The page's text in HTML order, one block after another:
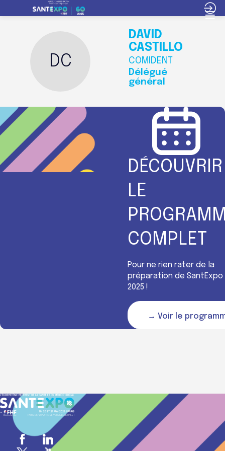
DC
DAVID
CASTILLO
COMIDENT
Délégué
général
DÉCOUVRIR
LE
COMPLET
Pour ne rien rater de la
préparation de SantExpo
2025 !
→ Voir le